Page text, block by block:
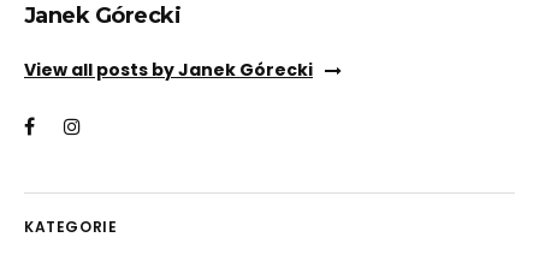
Janek Górecki
View all posts by Janek Górecki
KATEGORIE